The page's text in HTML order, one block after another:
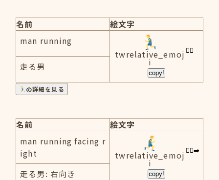
名前
絵文字
man running
twrelative_emoj
i
copy!
走る男
の詳細を見る
名前
絵文字
man running facing r
ight
twrelative_emoj
i
copy!
走る男: 右向き